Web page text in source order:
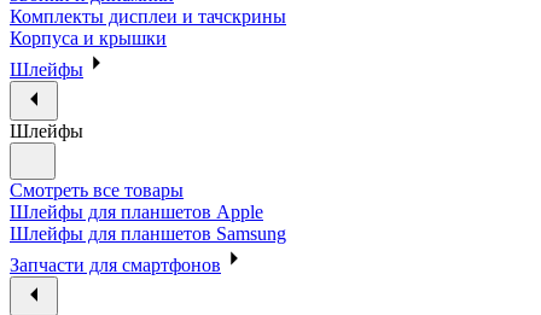
Комплекты дисплеи и тачскрины
Корпуса и крышки
Шлейфы
Шлейфы
Смотреть все товары
Шлейфы для планшетов Apple
Шлейфы для планшетов Samsung
Запчасти для смартфонов